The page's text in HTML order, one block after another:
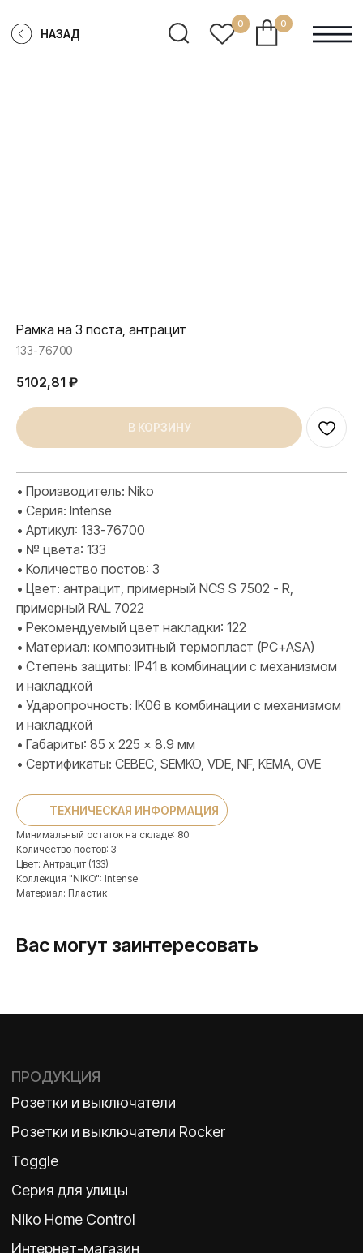
НАЗАД
Рамка на 3 поста, антрацит
133-76700
5102,81 ₽
В КОРЗИНУ
• Производитель: Niko
• Серия: Intense
• Артикул: 133-76700
• № цвета: 133
• Количество постов: 3
• Цвет: антрацит, примерный NCS S 7502 - R,
примерный RAL 7022
• Рекомендуемый цвет накладки: 122
• Материал: композитный термопласт (PC+ASA)
• Степень защиты: IP41 в комбинации с механизмом
и накладкой
• Ударопрочность: IK06 в комбинации с механизмом
и накладкой
• Габариты: 85 x 225 x 8.9 мм
• Сертификаты: CEBEC, SEMKO, VDE, NF, KEMA, OVE
ТЕХНИЧЕСКАЯ ИНФОРМАЦИЯ
Минимальный остаток на складе: 80
Количество постов: 3
Цвет: Антрацит (133)
Коллекция "NIKO": Intense
Материал: Пластик
Вас могут заинтересовать
2026 ©
Наше время
ПРОДУКЦИЯ
Розетки и выключатели Rocker
Toggle
Серия для улицы
Niko Home Control
Интернет-магазин
База знаний
TELEGRAM
ДЗЕН